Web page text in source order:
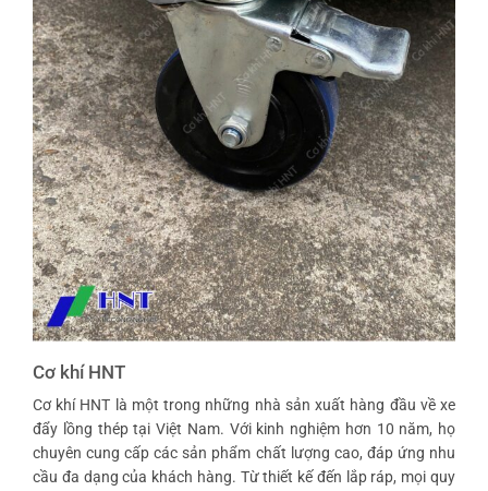
Cơ khí HNT
Cơ khí HNT là một trong những nhà sản xuất hàng đầu về xe
đẩy lồng thép tại Việt Nam. Với kinh nghiệm hơn 10 năm, họ
chuyên cung cấp các sản phẩm chất lượng cao, đáp ứng nhu
cầu đa dạng của khách hàng. Từ thiết kế đến lắp ráp, mọi quy